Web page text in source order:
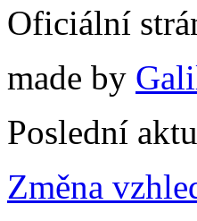
Oficiální
made by
Poslední
Změna